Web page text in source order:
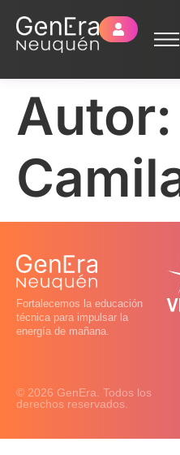
Autor:
Fortalecemos la educación
técnica para impulsar la
energía de mañana.
© 2026 GenEra. Todos los
derechos reservados.